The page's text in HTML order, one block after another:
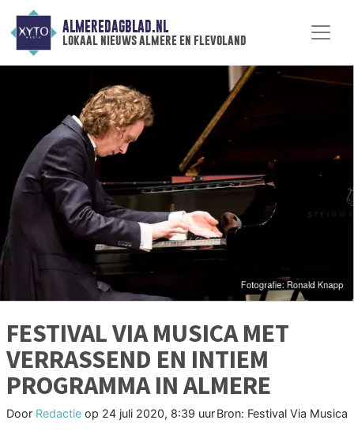
ALMEREDAGBLAD.NL
lokaal nieuws almere en flevoland
FESTIVAL VIA MUSICA MET
VERRASSEND EN INTIEM
PROGRAMMA IN ALMERE
Door Redactie op 24 juli 2020, 8:39 uurBron: Festival Via Musica